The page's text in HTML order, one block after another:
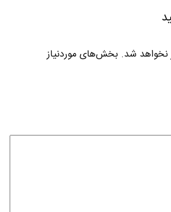
نخواهد شد. بخش‌های موردنیاز